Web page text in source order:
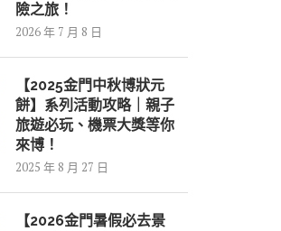
險之旅！
2026 年 7 月 8 日
【2025金門中秋博狀元
餅】系列活動攻略｜親子
旅遊必玩、機票大獎等你
來博！
2025 年 8 月 27 日
【2026金門暑假必去景